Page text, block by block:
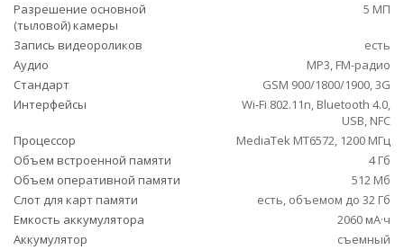
Разрешение основной
(тыловой) камеры
5 МП
Запись видеороликов
есть
Аудио
MP3, FM-радио
Стандарт
GSM 900/1800/1900, 3G
Интерфейсы
Wi-Fi 802.11n, Bluetooth 4.0,
USB, NFC
Процессор
MediaTek MT6572, 1200 МГц
Объем встроенной памяти
4 Гб
Объем оперативной памяти
512 Мб
Слот для карт памяти
есть, объемом до 32 Гб
Емкость аккумулятора
2060 мА·ч
Аккумулятор
съемный